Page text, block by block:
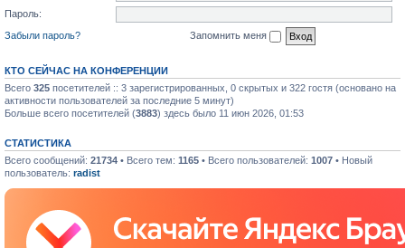
Пароль:
Забыли пароль?
Запомнить меня
КТО СЕЙЧАС НА КОНФЕРЕНЦИИ
Всего 325 посетителей :: 3 зарегистрированных, 0 скрытых и 322 гостя (основано на
активности пользователей за последние 5 минут)
Больше всего посетителей (3883) здесь было 11 июн 2026, 01:53
СТАТИСТИКА
Всего сообщений: 21734 • Всего тем: 1165 • Всего пользователей: 1007 • Новый
пользователь: radist